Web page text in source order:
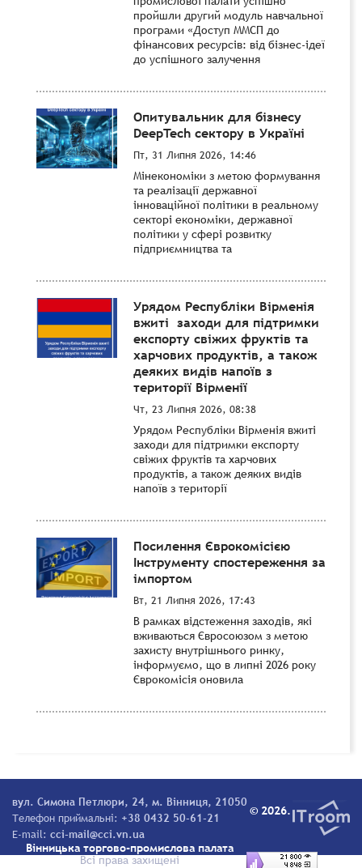
пройшли другий модуль навчальної
програми «Доступ ММСП до
фінансових ресурсів: від бізнес-ідеї
до успішного залучення
Опитувальник для бізнесу
DeepTech сектору в Україні
Пт, 31 Липня 2026, 14:46
Мінекономіки з метою формування
та реалізації державної
інноваційної політики в реальному
секторі економіки, державної
політики у сфері розвитку
підприємництва та
Урядом Республіки Вірменія
вжиті заходи для підтримки
експорту свіжих фруктів та
харчових продуктів, а також
деяких видів напоїв з
території Вірменії
Чт, 23 Липня 2026, 08:38
Урядом Республіки Вірменія вжиті
заходи для підтримки експорту
свіжих фруктів та харчових
продуктів, а також деяких видів
напоїв з території
Посилення Єврокомісією
Інструменту спостереження за
імпортом
Вт, 21 Липня 2026, 17:43
В рамках відстеження заходів, які
вживаються Євросоюзом з метою
захисту внутрішнього ринку,
інформуємо, що в липні 2026 року
Єврокомісія оновила
вул. Симона Петлюри, 24, м. Вінниця, 21050
Телефон приймальні: +38 0432 50-61-21
E-mail: cci-mail@cci.vn.ua
© 2026.
Вінницька торгово-промислова палата
Всі права захищені